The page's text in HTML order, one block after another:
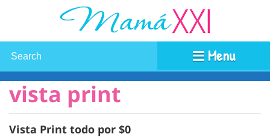
Menu
vista print
Vista Print todo por $0